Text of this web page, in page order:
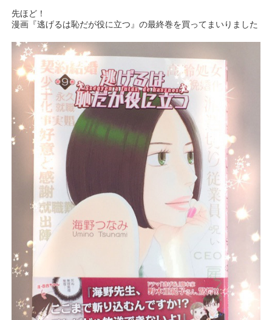
先ほど！
漫画『逃げるは恥だが役に立つ』の最終巻を買ってまいりました